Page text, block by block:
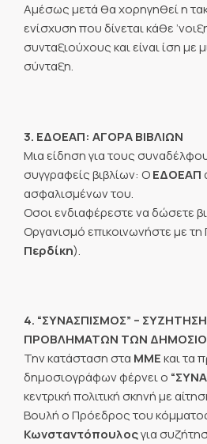
Αμέσως μετά θα χορηγηθεί η
ενίσχυση που δίνεται κάθε
συνταξιούχους και είναι ίση με
σύνταξη.
3. ΕΔΟΕΑΠ: ΑΓΟΡΑ ΒΙΒΛΙΩΝ
Μια είδηση για τους
συγγραφείς βιβλίων: ΟΕΔΟΕΑΠ
ασφαλισμένων του.
Οσοι ενδιαφέρεστε να δώσετε
Οργανισμό επικοινωνήστε με τη
Περδίκη).
4. “ΣΥΝΑΣΠΙΣΜΟΣ” –
ΠΡΟΒΛΗΜΑΤΩΝ ΤΩΝ
Την κατάσταση στα ΜΜΕκαι τα
δημοσιογράφων φέρνει ο
κεντρική πολιτική σκηνή με
Βουλή ο Πρόεδρος του
Κωνσταντόπουλοςγια